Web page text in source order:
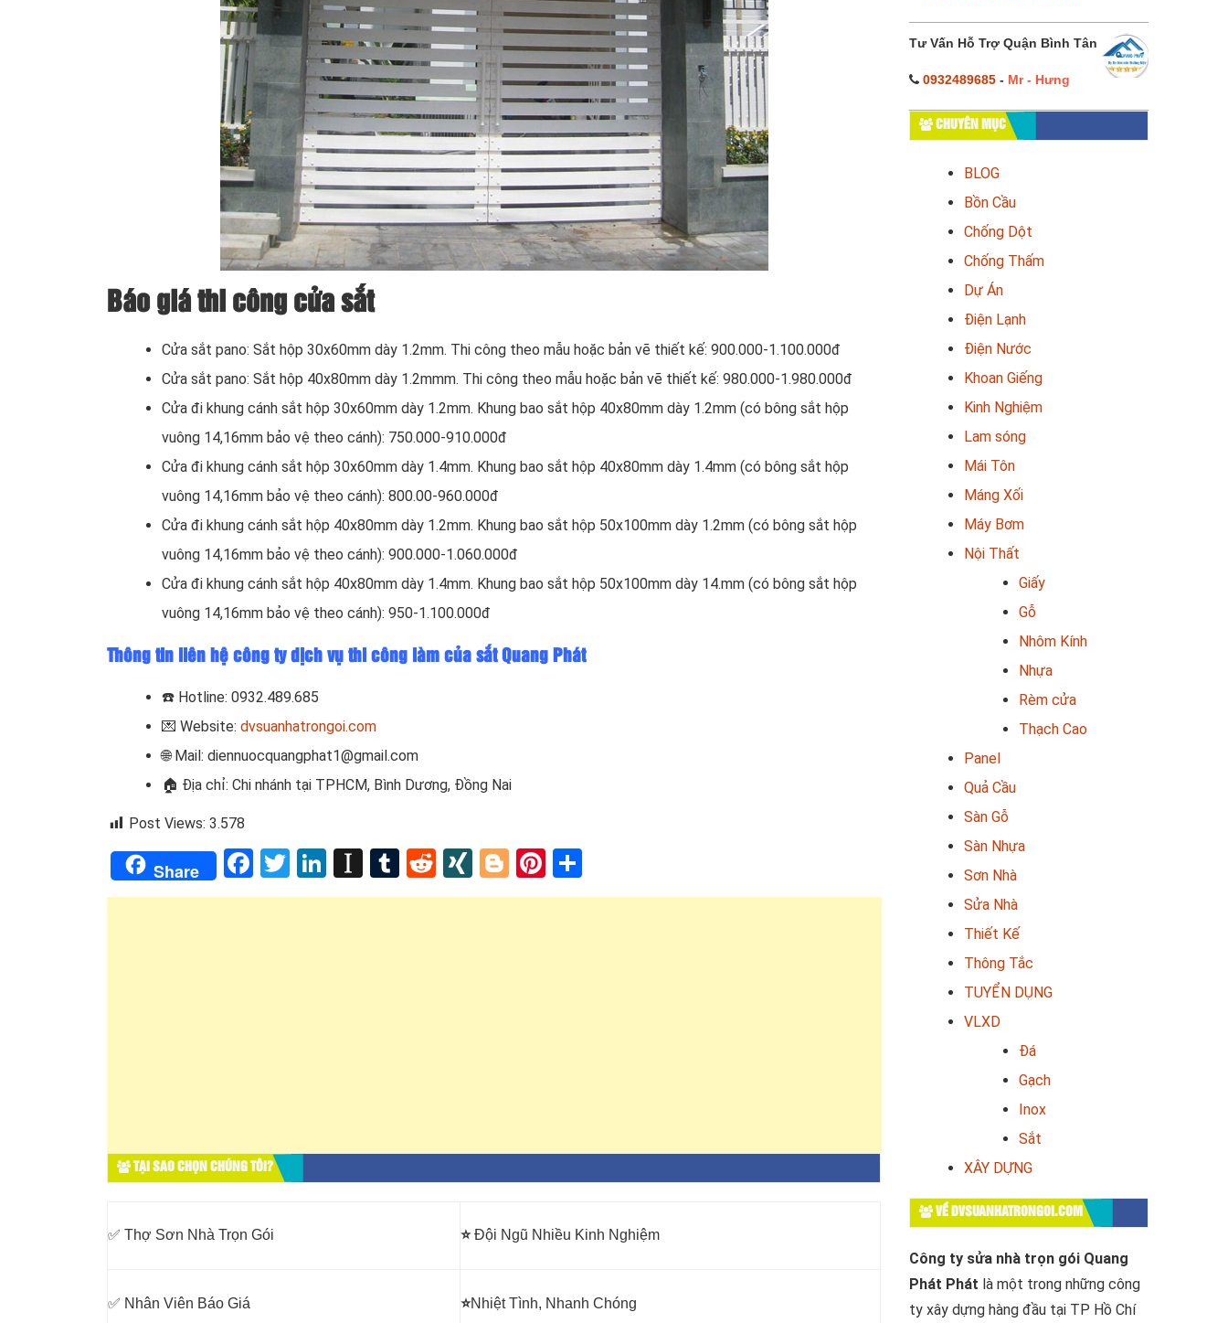
Báo giá thi công cửa sắt
Cửa sắt pano: Sắt hộp 30x60mm dày 1.2mm. Thi công theo mẫu hoặc bản vẽ thiết kế: 900.000-1.100.000đ
Cửa sắt pano: Sắt hộp 40x80mm dày 1.2mmm. Thi công theo mẫu hoặc bản vẽ thiết kế: 980.000-1.980.000đ
Cửa đi khung cánh sắt hộp 30x60mm dày 1.2mm. Khung bao sắt hộp 40x80mm dày 1.2mm (có bông sắt hộp
vuông 14,16mm bảo vệ theo cánh): 750.000-910.000đ
Cửa đi khung cánh sắt hộp 30x60mm dày 1.4mm. Khung bao sắt hộp 40x80mm dày 1.4mm (có bông sắt hộp
vuông 14,16mm bảo vệ theo cánh): 800.00-960.000đ
Cửa đi khung cánh sắt hộp 40x80mm dày 1.2mm. Khung bao sắt hộp 50x100mm dày 1.2mm (có bông sắt hộp
vuông 14,16mm bảo vệ theo cánh): 900.000-1.060.000đ
Cửa đi khung cánh sắt hộp 40x80mm dày 1.4mm. Khung bao sắt hộp 50x100mm dày 14.mm (có bông sắt hộp
vuông 14,16mm bảo vệ theo cánh): 950-1.100.000đ
Thông tin liên hệ công ty dịch vụ thi công làm của sắt Quang Phát
☎️ Hotline: 0932.489.685
💌 Website: dvsuanhatrongoi.com
🌐 Mail: diennuocquangphat1@gmail.com
🏠 Địa chỉ: Chi nhánh tại TPHCM, Bình Dương, Đồng Nai
Post Views: 3.578
Share Facebook
Twitter
LinkedIn
Instapaper
Tumblr
RedditXINGBloggerPinterest
TẠI SAO CHỌN CHÚNG TÔI?
✅ Thợ Sơn Nhà Trọn Gói ⭐Đội Ngũ Nhiều Kinh Nghiệm
✅ Nhân Viên Báo Giá ⭐Nhiệt Tình, Nhanh Chóng
Tư Vấn Hỗ Trợ Quận Bình Tân
0932489685- Mr - Hưng
CHUYÊN MỤC
BLOG
Bồn Cầu
Chống Dột
Chống Thấm
Dự Án
Điện Lạnh
Điện Nước
Khoan Giếng
Kinh Nghiệm
Lam sóng
Mái Tôn
Máng Xối
Máy Bơm
Nội Thất
Giấy
Gỗ
Nhôm Kính
Nhựa
Rèm cửa
Thạch Cao
Panel
Quả Cầu
Sàn Gỗ
Sàn Nhựa
Sơn Nhà
Sửa Nhà
Thiết Kế
Thông Tắc
TUYỂN DỤNG
VLXD
Đá
Gạch
Inox
Sắt
XÂY DỰNG
VỀ DVSUANHATRONGOI.COM
Công ty sửa nhà trọn gói Quang
Phát Phát là một trong những công
ty xây dựng hàng đầu tại TP Hồ Chí